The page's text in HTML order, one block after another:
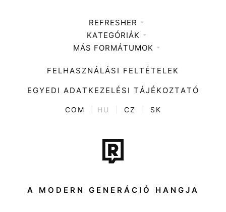
REFRESHER
Médiaajánlat
KATEGÓRIÁK
Zene
Divat
Kultúra
ENTR
Tech-Tudomány
Sport
Társadalom
MÁS FORMÁTUMOK
FELHASZNÁLÁSI FELTÉTELEK
EGYEDI ADATKEZELÉSI TÁJÉKOZTATÓ
COM HU CZ SK
A MODERN GENERÁCIÓ HANGJA